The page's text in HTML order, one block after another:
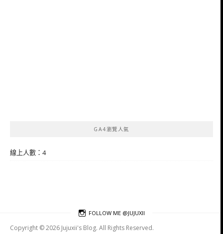
GA4瀏覽人氣
線上人數：4
FOLLOW ME @JUJUXII
Copyright © 2026 Jujuxii's Blog. All Rights Reserved.